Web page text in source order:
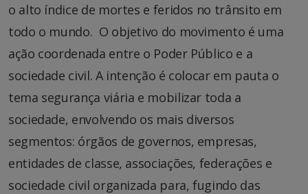
o alto índice de mortes e feridos no trânsito em
todo o mundo. O objetivo do movimento é uma
ação coordenada entre o Poder Público e a
sociedade civil. A intenção é colocar em pauta o
tema segurança viária e mobilizar toda a
sociedade, envolvendo os mais diversos
segmentos: órgãos de governos, empresas,
entidades de classe, associações, federações e
sociedade civil organizada para, fugindo das